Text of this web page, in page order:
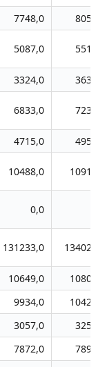
7748,0
8053,0
5087,0 5519,0
3324,0
3639,0
6833,0 7230,0
4715,0
4951,0
10488,0 10916,0
0,0
131233,0 134026,0
10649,0
10805,0
9934,0
10424,0
3057,0
3254,0
7872,0
7899,0